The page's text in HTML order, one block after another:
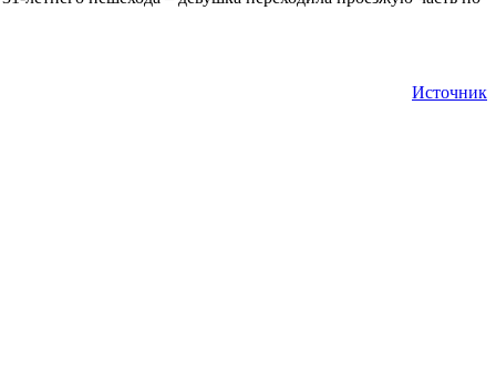
Источник